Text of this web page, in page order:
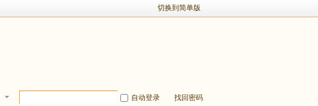
切换到简单版
自动登录
找回密码